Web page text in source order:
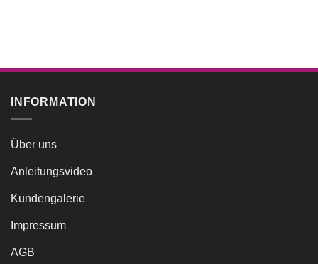
INFORMATION
Über uns
Anleitungsvideo
Kundengalerie
Impressum
AGB